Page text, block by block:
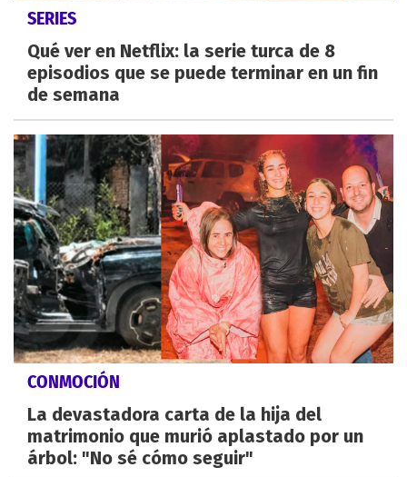
SERIES
Qué ver en Netflix: la serie turca de 8
episodios que se puede terminar en un fin
de semana
CONMOCIÓN
La devastadora carta de la hija del
matrimonio que murió aplastado por un
árbol: "No sé cómo seguir"